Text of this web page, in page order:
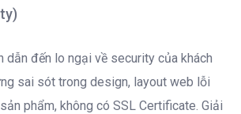
dẫn đến lo ngại về security của khách
sai sót trong design, layout web lỗi
phẩm, không có SSL Certificate. Giải